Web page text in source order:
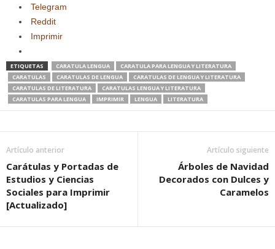
Telegram
Reddit
Imprimir
ETIQUETAS CARATULA LENGUA
CARATULA PARA LENGUA Y LITERATURA
CARATULAS
CARATULAS DE LENGUA
CARATULAS DE LENGUA Y LITERATURA
CARATULAS DE LITERATURA
CARATULAS LENGUA Y LITERATURA
CARATULAS PARA LENGUA
IMPRIMIR LENGUA LITERATURA
Artículo anterior
Carátulas y Portadas de
Estudios y Ciencias
Sociales para Imprimir
[Actualizado]
Artículo siguiente
Árboles de Navidad
Decorados con Dulces y
Caramelos